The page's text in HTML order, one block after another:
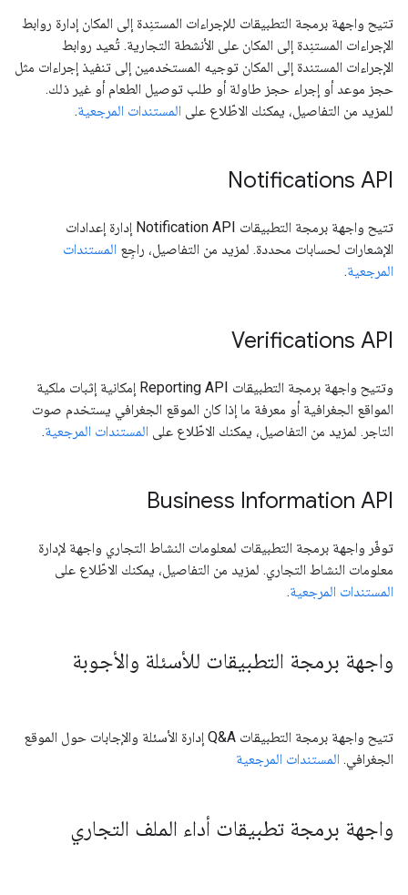
تتيح واجهة برمجة التطبيقات للإجراءات المستنِدة إلى المكان إدارة روابط
الإجراءات المستنِدة إلى المكان على الأنشطة التجارية. تُعيد روابط
الإجراءات المستندة إلى المكان توجيه المستخدمين إلى تنفيذ إجراءات مثل
حجز موعد أو إجراء حجز طاولة أو طلب توصيل الطعام أو غير ذلك.
للمزيد من التفاصيل، يمكنك الاطّلاع على المستندات المرجعية.
Notifications API
تتيح واجهة برمجة التطبيقات Notification API إدارة إعدادات
الإشعارات لحسابات محددة. لمزيد من التفاصيل، راجِع المستندات
المرجعية.
Verifications API
وتتيح واجهة برمجة التطبيقات Reporting API إمكانية إثبات ملكية
المواقع الجغرافية أو معرفة ما إذا كان الموقع الجغرافي يستخدم صوت
التاجر. لمزيد من التفاصيل، يمكنك الاطّلاع على المستندات المرجعية.
Business Information API
توفّر واجهة برمجة التطبيقات لمعلومات النشاط التجاري واجهة لإدارة
معلومات النشاط التجاري. لمزيد من التفاصيل، يمكنك الاطّلاع على
المستندات المرجعية.
واجهة برمجة التطبيقات للأسئلة والأجوبة
تتيح واجهة برمجة التطبيقات Q&A إدارة الأسئلة والإجابات حول الموقع
الجغرافي. المستندات المرجعية
واجهة برمجة تطبيقات أداء الملف التجاري